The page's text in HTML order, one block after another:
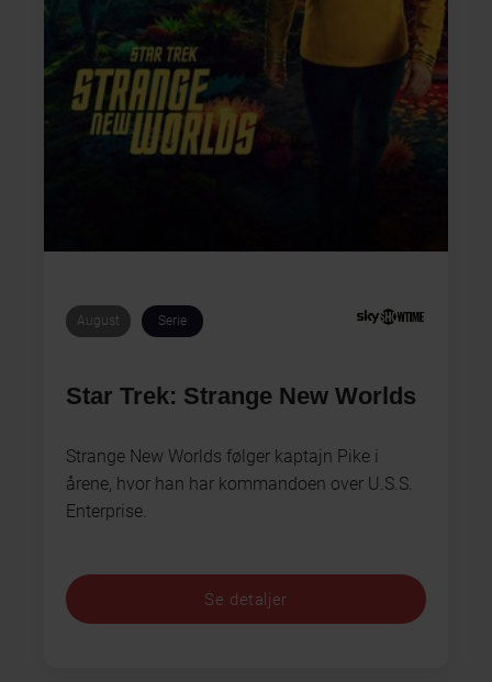
August Serie
Star Trek: Strange New Worlds
Strange New Worlds følger kaptajn Pike i
årene, hvor han har kommandoen over U.S.S.
Enterprise.
Se detaljer